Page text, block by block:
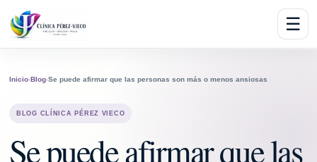
☰
Inicio›Blog›Se puede afirmar que las personas son más o menos ansiosas
BLOG CLÍNICA PÉREZ VIECO
Se puede afirmar que las